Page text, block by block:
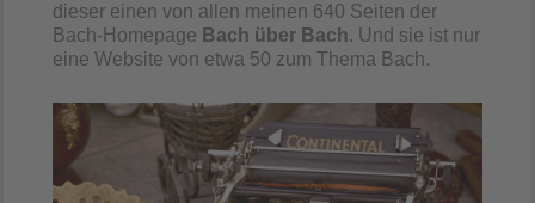
dieser einen von allen meinen 640 Seiten der
Bach-Homepage Bach über Bach. Und sie ist nur
eine Website von etwa 50 zum Thema Bach.